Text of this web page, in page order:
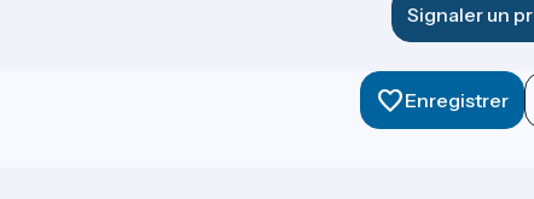
Signaler un
Enregistrer